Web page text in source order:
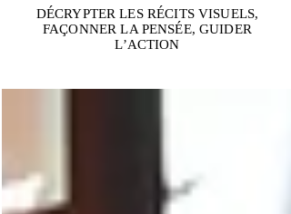
DÉCRYPTER LES RÉCITS VISUELS,
FAÇONNER LA PENSÉE, GUIDER
L’ACTION